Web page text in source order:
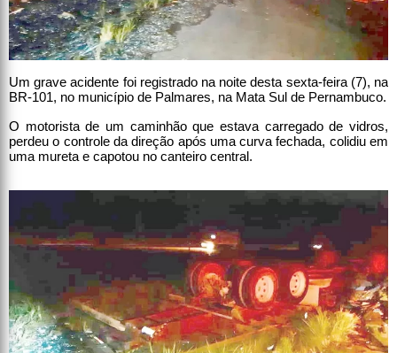
Um grave acidente foi registrado na noite desta sexta-feira (7), na
BR-101, no município de Palmares, na Mata Sul de Pernambuco.
O motorista de um caminhão que estava carregado de vidros,
perdeu o controle da direção após uma curva fechada, colidiu em
uma mureta e capotou no canteiro central.